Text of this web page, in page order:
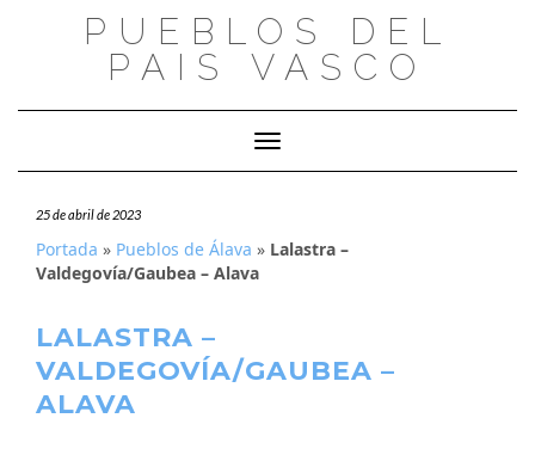
PUEBLOS DEL
PAIS VASCO
Cambiar modo de navegación
25 de abril de 2023
Portada » Pueblos de Álava » Lalastra –
Valdegovía/Gaubea – Alava
LALASTRA –
VALDEGOVÍA/GAUBEA –
ALAVA